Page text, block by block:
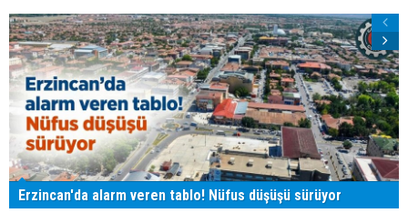
Erzincan'da alarm veren tablo! Nüfus düşüşü sürüyor